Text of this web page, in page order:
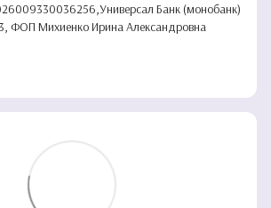
Банк (монобанк)
ФОП Михиенко Ирина Александровна